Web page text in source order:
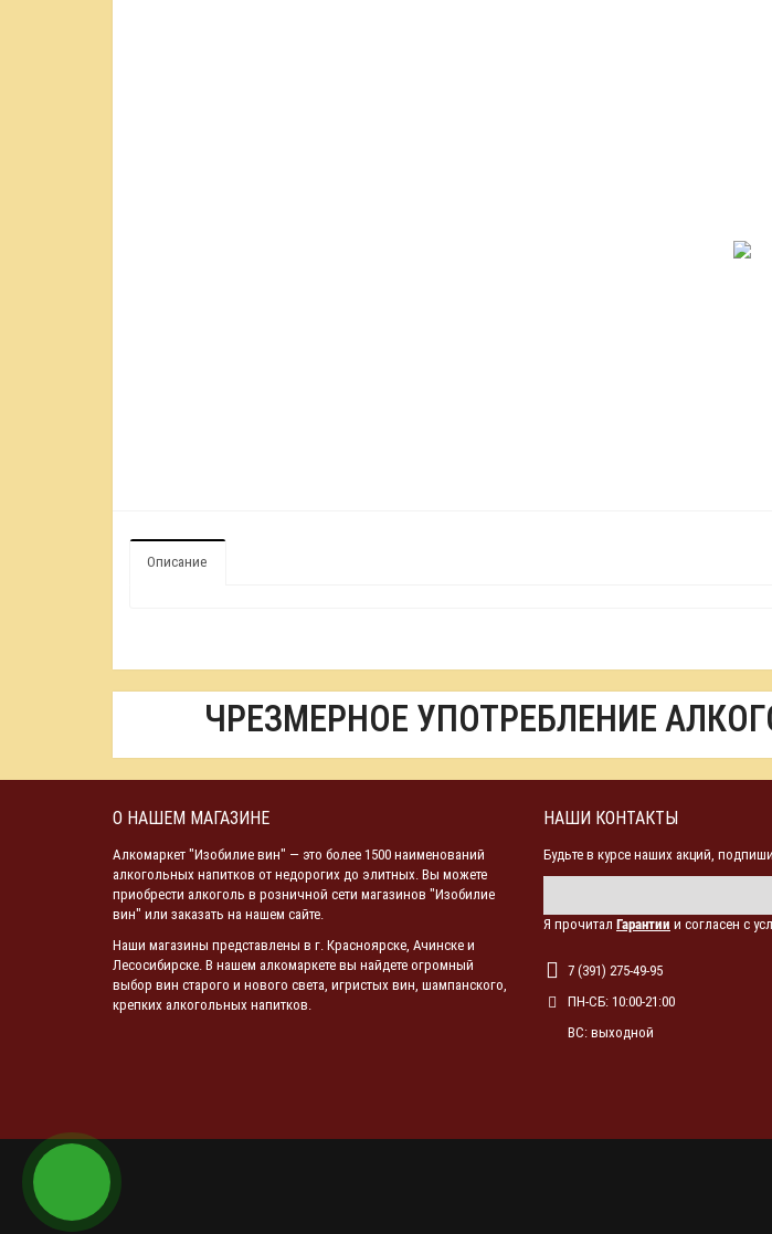
Описание
ЧРЕЗМЕРНОЕ УПОТРЕБЛЕНИЕ
О НАШЕМ МАГАЗИНЕ
Алкомаркет "Изобилие вин" — это более 1500 наименований
алкогольных напитков от недорогих до элитных. Вы можете
приобрести алкоголь в розничной сети магазинов "Изобилие
вин" или заказать на нашем сайте.
Наши магазины представлены в г. Красноярске, Ачинске и
Лесосибирске. В нашем алкомаркете вы найдете огромный
выбор вин старого и нового света, игристых вин, шампанского,
крепких алкогольных напитков.
НАШИ КОНТАКТЫ
Будьте в курсе наших акций,
Я прочитал Гарантии и согласен с
7 (391) 275-49-95
ПН-СБ: 10:00-21:00
ВС: выходной